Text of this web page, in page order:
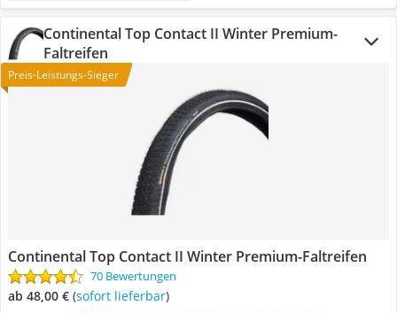
Continental Top Contact II Winter Premium-
Faltreifen
Preis-Leistungs-Sieger
Continental Top Contact II Winter Premium-Faltreifen
70 Bewertungen
ab 48,00 € ( Sofort lieferbar)